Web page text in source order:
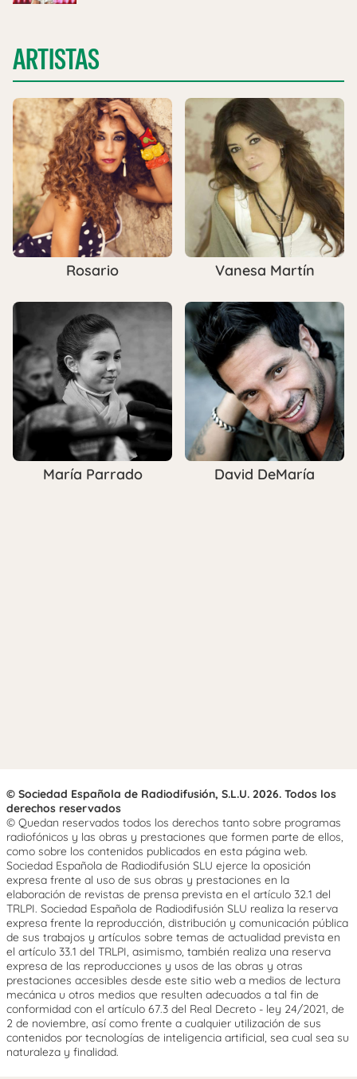
ARTISTAS
Rosario Vanesa Martín
María Parrado David DeMaría
© Sociedad Española de Radiodifusión, S.L.U. 2026. Todos los
derechos reservados
© Quedan reservados todos los derechos tanto sobre programas
radiofónicos y las obras y prestaciones que formen parte de ellos,
como sobre los contenidos publicados en esta página web.
Sociedad Española de Radiodifusión SLU ejerce la oposición
expresa frente al uso de sus obras y prestaciones en la
elaboración de revistas de prensa prevista en el artículo 32.1 del
TRLPI. Sociedad Española de Radiodifusión SLU realiza la reserva
expresa frente la reproducción, distribución y comunicación pública
de sus trabajos y artículos sobre temas de actualidad prevista en
el artículo 33.1 del TRLPI, asimismo, también realiza una reserva
expresa de las reproducciones y usos de las obras y otras
prestaciones accesibles desde este sitio web a medios de lectura
mecánica u otros medios que resulten adecuados a tal fin de
conformidad con el artículo 67.3 del Real Decreto - ley 24/2021, de
2 de noviembre, así como frente a cualquier utilización de sus
contenidos por tecnologías de inteligencia artificial, sea cual sea su
naturaleza y finalidad.